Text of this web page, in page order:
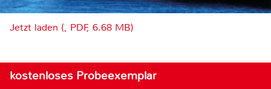
Jetzt laden (, PDF, 6.68 MB)
kostenloses Probeexemplar